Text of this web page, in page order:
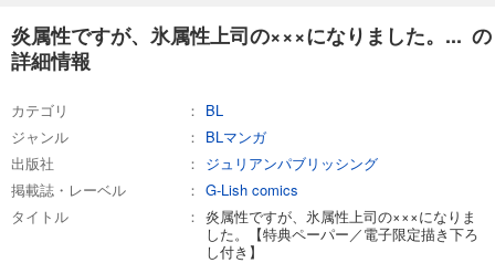
炎属性ですが、氷属性上司の×××になりました。... の
詳細情報
カテゴリ
BL
ジャンル
BLマンガ
出版社
ジュリアンパブリッシング
掲載誌・レーベル
G-Lish comics
タイトル
炎属性ですが、氷属性上司の×××になりま
した。【特典ペーパー／電子限定描き下ろ
し付き】